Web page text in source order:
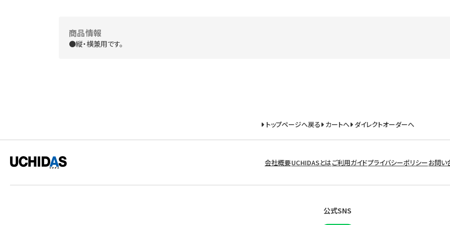
商品情報
●縦・横兼用です。
トップページへ戻る カートへ ダイレクトオーダーへ
会社概要UCHIDASとはご利用ガイドプライバシーポリシーお問い
公式SNS